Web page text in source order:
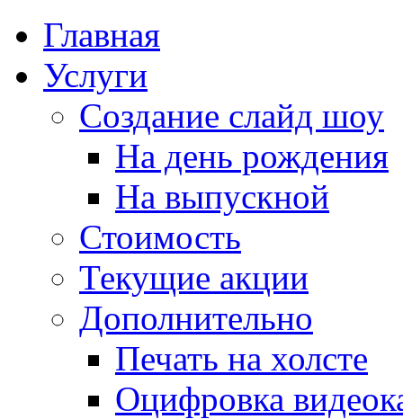
Главная
Услуги
Создание слайд шоу
На день рождения
На выпускной
Стоимость
Текущие акции
Дополнительно
Печать на холсте
Оцифровка